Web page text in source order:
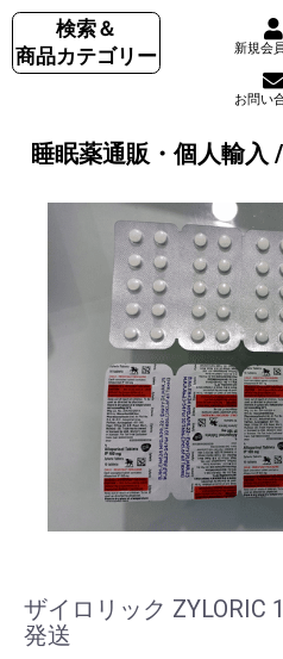
検索＆
商品カテゴリー
新規会
お問い
睡眠薬通販・個人輸入
ザイロリック ZYLORIC
発送